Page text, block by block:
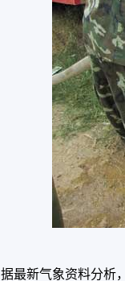
据最新气象资料分析